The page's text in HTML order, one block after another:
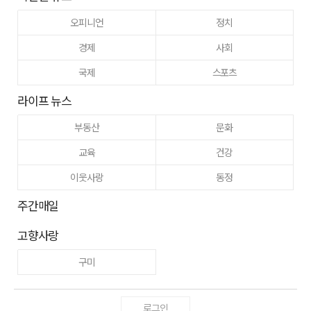
오피니언
정치
경제
사회
국제
스포츠
라이프 뉴스
부동산
문화
교육
건강
이웃사랑
동정
주간매일
고향사랑
구미
로그인